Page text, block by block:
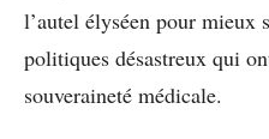
l’autel élyséen pour mieux
politiques désastreux qui
souveraineté médicale.